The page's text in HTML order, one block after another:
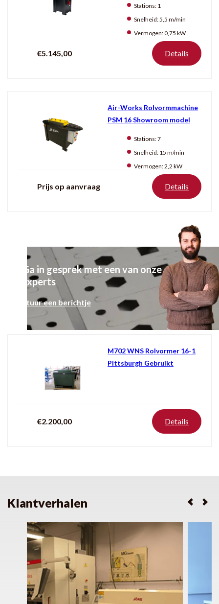
Gebruikt
Stations: 1
Snelheid:5,5 m/min
Vermogen:0,75 kW
€5.145,00 Details
Air-Works Rolvormmachine
PSM 16 Showroom model
Stations:7
Snelheid: 15 m/min
Vermogen:2,2 kW
Prijs op aanvraag Details
M702 WNS Rolvormer 16-1
Pittsburgh Gebruikt
€2.200,00 Details
Ga in gesprek met een van onze
experts
Stuur een berichtje
Klantverhalen